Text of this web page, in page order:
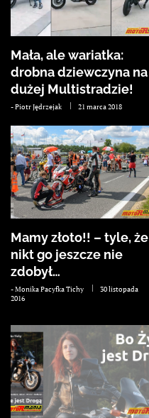
Mała, ale wariatka:
drobna dziewczyna na
dużej Multistradzie!
-Piotr Jędrzejak 21 marca 2018
Mamy złoto!! – tyle, że
nikt go jeszcze nie
zdobył…
-Monika Pacyfka Tichy
30 listopada
2016